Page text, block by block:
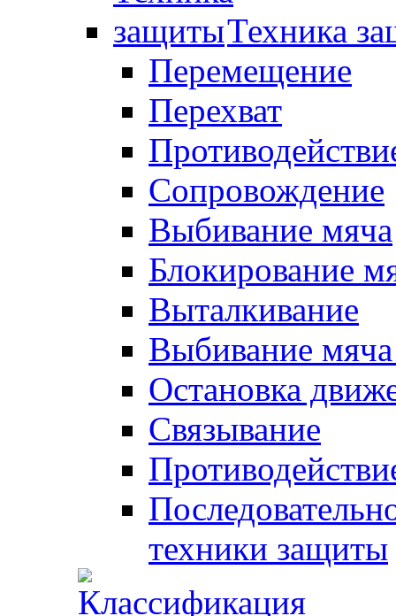
Техника
Перемещение
Перехват
Сопровождение
Выбивание мяча
Блокирование
Выталкивание
Выбивание
Остановка
Связывание
техники защиты